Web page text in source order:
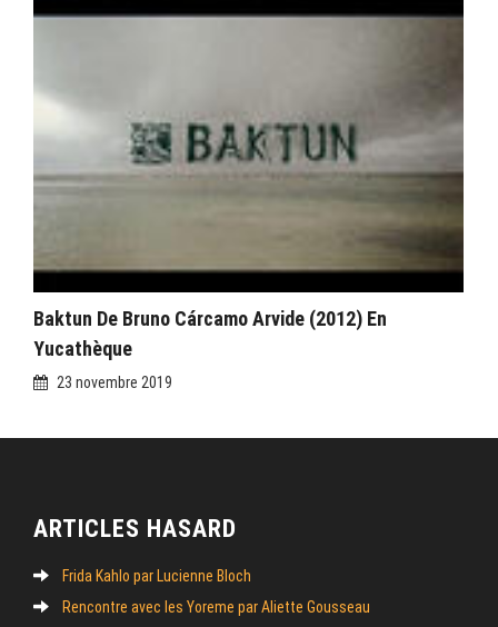
Baktun De Bruno Cárcamo Arvide (2012) En
Yucathèque
23 novembre 2019
ARTICLES HASARD
Frida Kahlo par Lucienne Bloch
Rencontre avec les Yoreme par Aliette Gousseau